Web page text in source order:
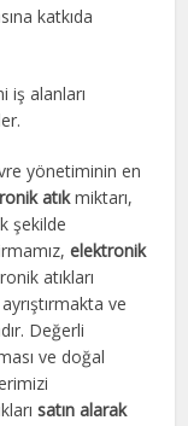
katkıda
iş alanları
yönetiminin en
atıkmiktarı,
şekilde
elektronik
atıkları
ve
Değerli
ve doğal
satın alarak